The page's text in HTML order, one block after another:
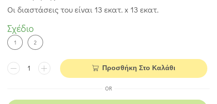
Οι διαστάσεις του είναι 13 εκατ. x 13 εκατ.
Σχέδιο
1 2
Προσθήκη Στο Καλάθι
OR